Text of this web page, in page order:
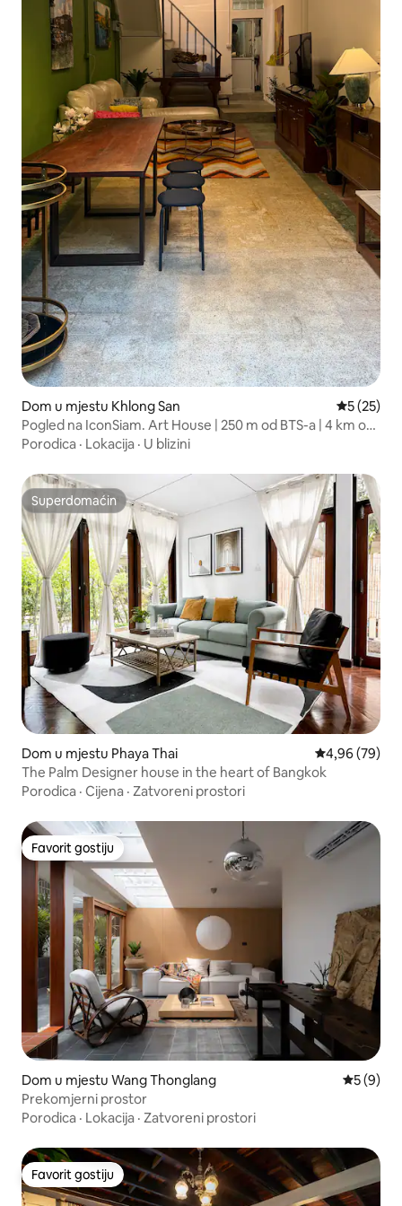
Dom u mjestu Khlong San Prosječna
5 (25)
Pogled na IconSiam. Art House | 250 m od BTS-a | 4 km od
Wat Aruna
Porodica · Lokacija · U blizini
Superdomaćin
Superdomaćin
Dom u mjestu Phaya Thai Prosječna
4,96 (79)
The Palm Designer house in the heart of Bangkok
Porodica · Cijena · Zatvoreni prostori
Favorit gostiju
Favorit gostiju
Dom u mjestu Wang Thonglang
5 (9)
Prekomjerni prostor
Porodica · Lokacija · Zatvoreni prostori
Favorit gostiju
Favorit gostiju